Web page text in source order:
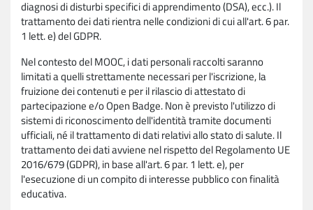
diagnosi di disturbi specifici di apprendimento (DSA), ecc.). Il
trattamento dei dati rientra nelle condizioni di cui all'art. 6 par.
1 lett. e) del GDPR.
Nel contesto del MOOC, i dati personali raccolti saranno
limitati a quelli strettamente necessari per l'iscrizione, la
fruizione dei contenuti e per il rilascio di attestato di
partecipazione e/o Open Badge. Non è previsto l'utilizzo di
sistemi di riconoscimento dell'identità tramite documenti
ufficiali, né il trattamento di dati relativi allo stato di salute. Il
trattamento dei dati avviene nel rispetto del Regolamento UE
2016/679 (GDPR), in base all'art. 6 par. 1 lett. e), per
l'esecuzione di un compito di interesse pubblico con finalità
educativa.